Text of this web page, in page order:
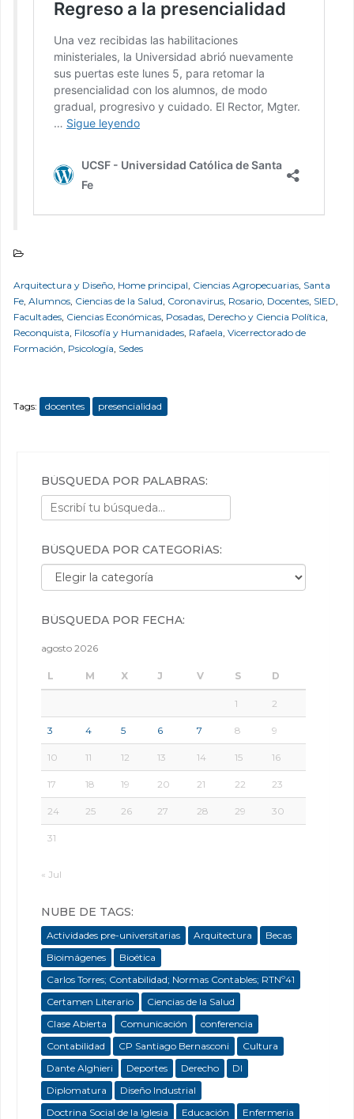
Arquitectura y Diseño, Home principal, Ciencias Agropecuarias, Santa
Fe, Alumnos, Ciencias de la Salud, Coronavirus, Rosario, Docentes, SIED,
Facultades, Ciencias Económicas, Posadas, Derecho y Ciencia Política,
Reconquista, Filosofía y Humanidades, Rafaela, Vicerrectorado de
Formación, Psicología, Sedes
Tags: docentes presencialidad
BÚSQUEDA POR PALABRAS:
BÚSQUEDA POR CATEGORÍAS:
Búsqueda por categorías:
BÚSQUEDA POR FECHA:
agosto 2026
L M X J V S D
1 2
3 4 5 6 7 8 9
10 11 12 13 14 15 16
17 18 19 20 21 22 23
24 25 26 27 28 29 30
31
« Jul
NUBE DE TAGS:
Actividades pre-universitarias Arquitectura
Becas
Bioimágenes
Bioética
Carlos Torres; Contabilidad; Normas Contables; RTNº41
Certamen Literario
Ciencias de la Salud
Clase Abierta
Comunicación
conferencia
Contabilidad
CP Santiago Bernasconi
Cultura
Dante Alghieri
Deportes Derecho
DI
Diplomatura
Diseño Industrial
Doctrina Social de la Iglesia
Educación
Enfermeria